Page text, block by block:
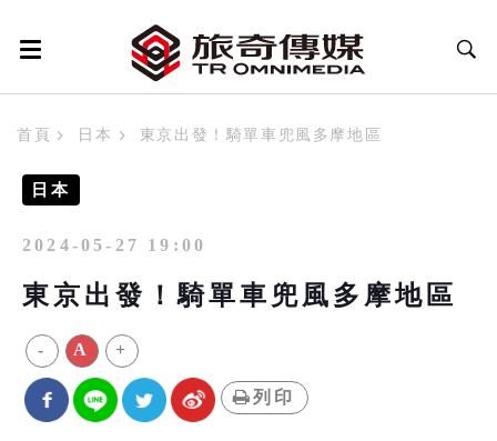
首頁 日本 東京出發！騎單車兜風多摩地區
日本
2024-05-27 19:00
東京出發！騎單車兜風多摩地區
- A +
列印